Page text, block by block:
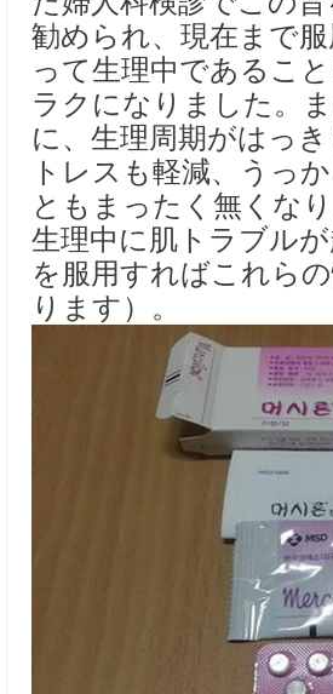
勧められ、現在まで
って生理中であるこ
ラクになりました。
に、生理周期がはっ
トレスも軽減、うっ
ともまったく無くな
生理中に肌トラブル
を服用すればこれら
ります）。